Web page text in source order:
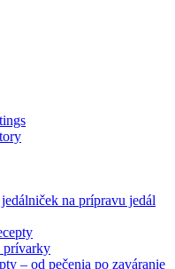
na prípravu jedál
prívarky
– od pečenia po zaváranie